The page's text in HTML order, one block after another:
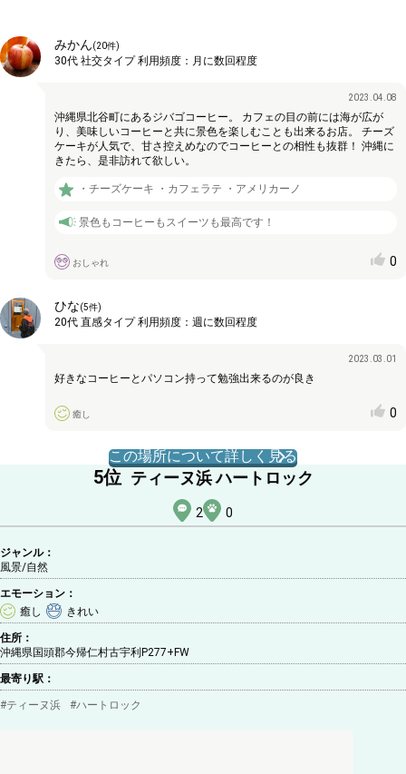
みかん(20件)
30代 社交タイプ利用頻度： 月に数回程度
2023.04.08
沖縄県北谷町にあるジバゴコーヒー。 カフェの目の前には海が広が
り、美味しいコーヒーと共に景色を楽しむことも出来るお店。 チーズ
ケーキが人気で、甘さ控えめなのでコーヒーとの相性も抜群！ 沖縄に
きたら、是非訪れて欲しい。
・チーズケーキ ・カフェラテ ・アメリカーノ
景色もコーヒーもスイーツも最高です！
おしゃれ 0
ひな(5件)
20代 直感タイプ利用頻度： 週に数回程度
2023.03.01
好きなコーヒーとパソコン持って勉強出来るのが良き
癒し 0
この場所について詳しく見る
5位 ティーヌ浜 ハートロック
2 0
ジャンル：
風景/自然
エモーション：
癒し
きれい
住所：
沖縄県国頭郡今帰仁村古宇利P277+FW
最寄り駅：
#ティーヌ浜 #ハートロック